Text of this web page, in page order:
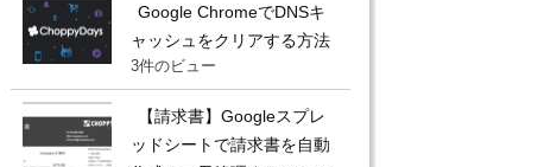
Google ChromeでDNSキ
ャッシュをクリアする方法
3件のビュー
【請求書】Googleスプレ
ッドシートで請求書を自動